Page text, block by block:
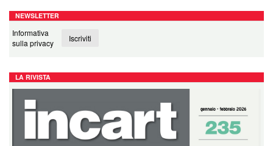
NEWSLETTER
Informativa
sulla privacy
Iscriviti
LA RIVISTA